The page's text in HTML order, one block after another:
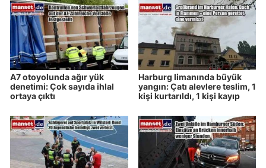
A7 otoyolunda ağır yük
denetimi: Çok sayıda ihlal
ortaya çıktı
Harburg limanında büyük
yangın: Çatı alevlere teslim, 1
kişi kurtarıldı, 1 kişi kayıp